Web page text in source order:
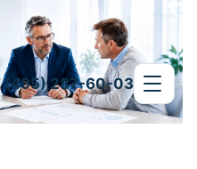
(495) 287-60-03